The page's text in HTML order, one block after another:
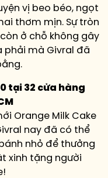
vị beo béo, ngọt
thơm mịn. Sự tròn
ở chỗ không gây
phải mà Givral đã
tại 32 cửa hàng
Orange Milk Cake
nay đã có thể
nhỏ để thưởng
xinh tặng người